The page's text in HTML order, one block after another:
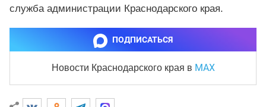
служба администрации Краснодарского края.
ПОДПИСАТЬСЯ
Новости Краснодарского края в MAX